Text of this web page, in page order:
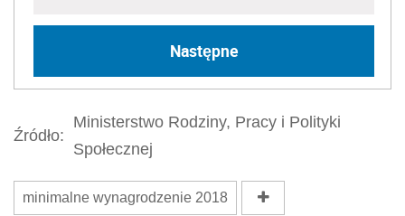
Następne
Źródło:
Ministerstwo Rodziny, Pracy i Polityki
Społecznej
minimalne wynagrodzenie 2018